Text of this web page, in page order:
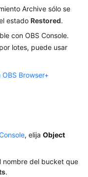
Archive sólo se
estado Restored.
con OBS Console.
lotes, puede usar
Browser+
, elija Object
nombre del bucket que
.